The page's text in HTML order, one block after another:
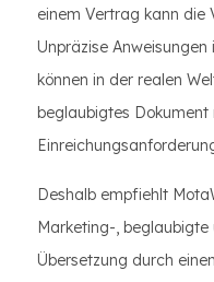
einem Vertrag kann die
Unpräzise
können in der realen
beglaubigtes
Deshalb empfiehlt
Marketing-,
Übersetzung durch